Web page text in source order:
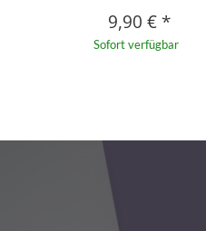
9,90 € *
Sofort verfügbar